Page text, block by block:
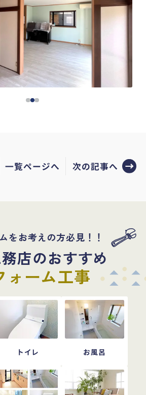
一覧ページへ 次の記事へ
をお考えの方必見！！
店のおすすめ
ォーム工事
トイレ お風呂